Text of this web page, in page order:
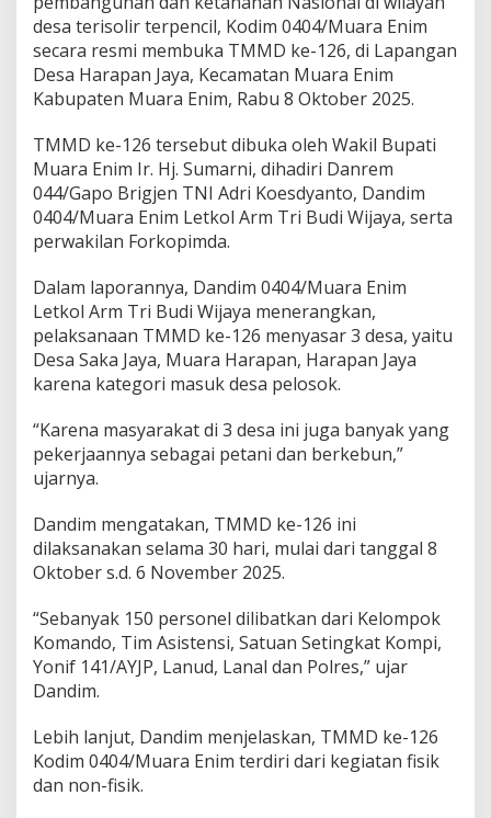
u
k
a
,
W
j
d
k
a
e
m
e
r
a
t
a
n
P
b
a
n
g
n
a
n
&
t
a
h
desa terisolir terpencil, Kodim 0404/Muara Enim
secara resmi membuka TMMD ke-126, di Lapangan
Desa Harapan Jaya, Kecamatan Muara Enim
Kabupaten Muara Enim, Rabu 8 Oktober 2025.
TMMD ke-126 tersebut dibuka oleh Wakil Bupati
Muara Enim Ir. Hj. Sumarni, dihadiri Danrem
044/Gapo Brigjen TNI Adri Koesdyanto, Dandim
0404/Muara Enim Letkol Arm Tri Budi Wijaya, serta
perwakilan Forkopimda.
Dalam laporannya, Dandim 0404/Muara Enim
Letkol Arm Tri Budi Wijaya menerangkan,
pelaksanaan TMMD ke-126 menyasar 3 desa, yaitu
Desa Saka Jaya, Muara Harapan, Harapan Jaya
karena kategori masuk desa pelosok.
“Karena masyarakat di 3 desa ini juga banyak yang
pekerjaannya sebagai petani dan berkebun,”
ujarnya.
Dandim mengatakan, TMMD ke-126 ini
dilaksanakan selama 30 hari, mulai dari tanggal 8
Oktober s.d. 6 November 2025.
“Sebanyak 150 personel dilibatkan dari Kelompok
Komando, Tim Asistensi, Satuan Setingkat Kompi,
Yonif 141/AYJP, Lanud, Lanal dan Polres,” ujar
Dandim.
Lebih lanjut, Dandim menjelaskan, TMMD ke-126
Kodim 0404/Muara Enim terdiri dari kegiatan fisik
dan non-fisik.